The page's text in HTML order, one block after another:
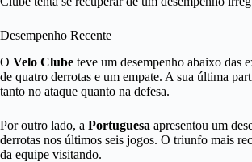
Desempenho Recente
O Velo Clube teve um desempenho abaixo das
de quatro derrotas e um empate. A sua última
tanto no ataque quanto na defesa.
Por outro lado, a Portuguesa apresentou um
derrotas nos últimos seis jogos. O triunfo mais
da equipe visitando.